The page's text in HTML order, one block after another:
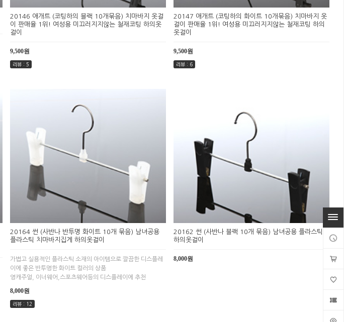
20146 애개트 (코팅하의 블랙 10개묶음) 치마바지 옷걸
이 판매율 1위! 여성용 미끄러지지않는 철재코팅 하의옷
걸이
9,500원
리뷰 : 5
20147 애개트 (코팅하의 화이트 10개묶음) 치마바지 옷
걸이 판매율 1위! 여성용 미끄러지지않는 철재코팅 하의
옷걸이
9,500원
리뷰 : 6
20164 썬 (사반나 반투명 화이트 10개 묶음) 남녀공용
플라스틱 치마바지집게 하의옷걸이
가볍고 실용적인 플라스틱 소재의 아이템으로 깔끔한 디스플레
이에 좋은 반투명한 화이트 컬러의 상품
영캐주얼, 이너웨어,스포츠웨어등의 디스플레이에 추천
8,000원
리뷰 : 12
20162 썬 (사반나 블랙 10개 묶음) 남녀공용 플라스틱
하의옷걸이
8,000원